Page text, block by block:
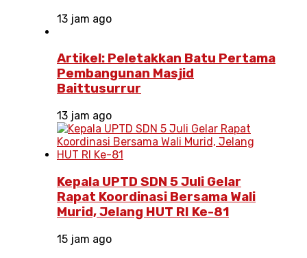
13 jam ago
Artikel: Peletakkan Batu Pertama
Pembangunan Masjid
Baittusurrur
13 jam ago
Kepala UPTD SDN 5 Juli Gelar
Rapat Koordinasi Bersama Wali
Murid, Jelang HUT RI Ke-81
15 jam ago